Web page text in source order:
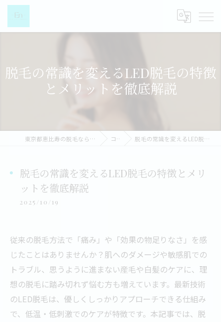
脱毛の常識を変えるLED脱毛の特徴
とメリットを徹底解説
東京都恵比寿の脱毛なら都度払い脱毛女性専門店-EN- コラム 脱毛の常識を変えるLED脱毛の特徴とメリットを徹底解説
脱毛の常識を変えるLED脱毛の特徴とメリ
ットを徹底解説
2025/10/19
従来の脱毛方法で「痛み」や「効果の物足りなさ」を感
じたことはありませんか？肌へのダメージや敏感肌での
トラブル、思うように進まない産毛や白髪のケアに、理
想の脱毛に踏み切れず悩む方も増えています。最新技術
のLED脱毛は、優しくしっかりアプローチできる仕組み
で、低温・低刺激でのケアが特徴です。本記事では、脱